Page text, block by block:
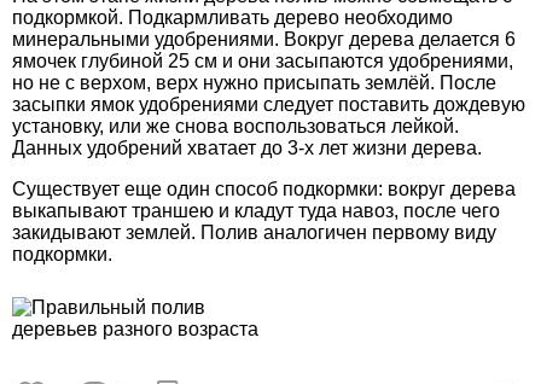
подкормкой. Подкармливать дерево необходимо
минеральными удобрениями. Вокруг дерева делается 6
ямочек глубиной 25 см и они засыпаются удобрениями,
но не с верхом, верх нужно присыпать землёй. После
засыпки ямок удобрениями следует поставить дождевую
установку, или же снова воспользоваться лейкой.
Данных удобрений хватает до 3-х лет жизни дерева.
Существует еще один способ подкормки: вокруг дерева
выкапывают траншею и кладут туда навоз, после чего
закидывают землей. Полив аналогичен первому виду
подкормки.